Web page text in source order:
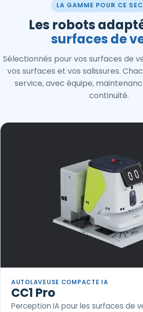
LA GAMME POUR CE
Les robots
surfaces de
Sélectionnés pour vos surfaces de
vos surfaces et vos salissures.
service, avec équipe,
continuité.
AUTOLAVEUSE COMPACTE IA
CC1 Pro
Perception IA pour les surfaces de